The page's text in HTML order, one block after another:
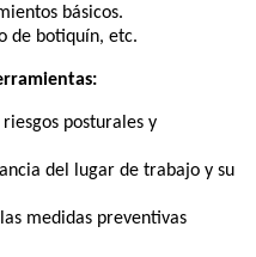
básicos.
de botiquín, etc.
posturales y
del lugar de trabajo y su
medidas preventivas